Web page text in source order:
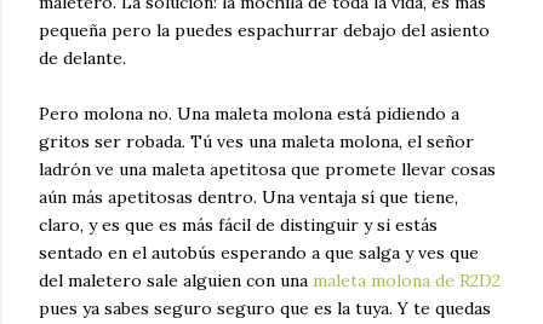
pequeña pero la puedes espachurrar debajo del asiento
de delante.
Pero molona no. Una maleta molona está pidiendo a
gritos ser robada. Tú ves una maleta molona, el señor
ladrón ve una maleta apetitosa que promete llevar cosas
aún más apetitosas dentro. Una ventaja sí que tiene,
claro, y es que es más fácil de distinguir y si estás
sentado en el autobús esperando a que salga y ves que
del maletero sale alguien con una maleta molona de R2D2
pues ya sabes seguro seguro que es la tuya. Y te quedas